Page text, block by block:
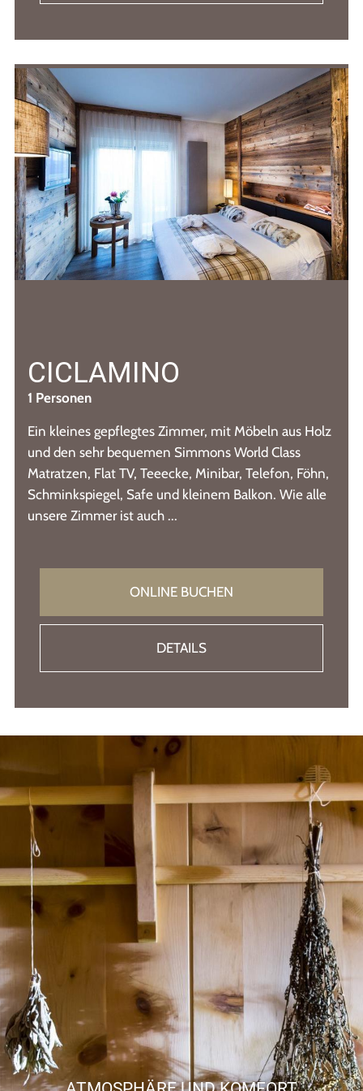
CICLAMINO
1 Personen
Ein kleines gepflegtes Zimmer, mit Möbeln aus Holz
und den sehr bequemen Simmons World Class
Matratzen, Flat TV, Teeecke, Minibar, Telefon, Föhn,
Schminkspiegel, Safe und kleinem Balkon. Wie alle
unsere Zimmer ist auch ...
ONLINE BUCHEN
DETAILS